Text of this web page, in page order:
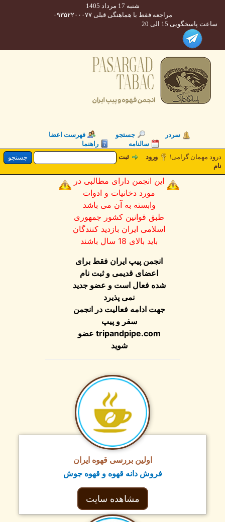
مراجعه فقط با هماهنگی قبلی ۰۹۳۵۲۲۰۰۰۷۷
پاسخگویی 15 الی 20
سردر جستجو
فهرست اعضا
سالنامه
راهنما
مهمان گرامی!
ورود ثبت
این انجمن دارای مطالبی در
مورد دخانیات و ادوات
وابسته به آن می باشد
طبق قوانین کشور جمهوری
اسلامی ایران بازدید کنندگان
باید بالای 18 سال باشند
انجمن پیپ ایران فقط برای
اعضای قدیمی و ثبت نام
شده فعال است و عضو جدید
نمی پذیرد
جهت ادامه فعالیت در انجمن
سفر و پیپ
tripandpipe.comعضو
شوید
اولین بررسی قهوه ایران
فروش دانه قهوه و قهوه جوش
مشاهده سایت